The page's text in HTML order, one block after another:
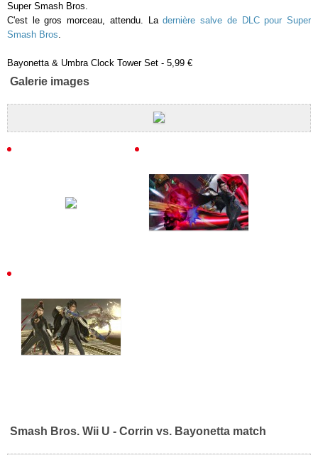
Super Smash Bros.
C'est le gros morceau, attendu. Ladernière salve de DLC pour Super
Smash Bros.
Bayonetta & Umbra Clock Tower Set - 5,99 €
Galerie images
Smash Bros. Wii U - Corrin vs. Bayonetta match